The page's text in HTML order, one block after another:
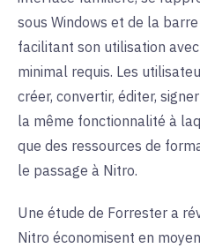
sous Windows et de la
facilitant son utilisation
minimal requis. Les
créer, convertir, éditer,
la même fonctionnalité à
que des ressources de
le passage à Nitro.
Une étude de Forrester a
Nitro économisent en